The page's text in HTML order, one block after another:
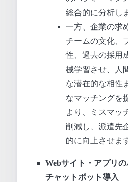
総合的に分析し
一方、企業の求
チームの文化、
性、過去の採用
械学習させ、人
な潜在的な相性
なマッチングを
より、ミスマッ
削減し、派遣先
的に向上させま
Webサイト・アプリ
チャットボット導入